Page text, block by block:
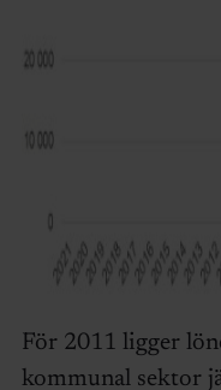
För 2011 ligger
kommunal sektor